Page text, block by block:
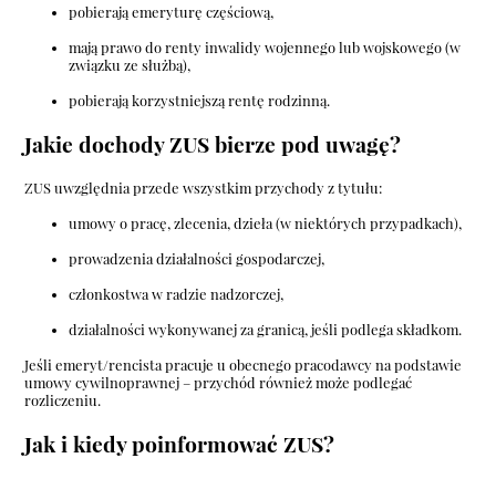
pobierają emeryturę częściową,
mają prawo do renty inwalidy wojennego lub wojskowego (w
związku ze służbą),
pobierają korzystniejszą rentę rodzinną.
Jakie dochody ZUS bierze pod uwagę?
ZUS uwzględnia przede wszystkim przychody z tytułu:
umowy o pracę, zlecenia, dzieła (w niektórych przypadkach),
prowadzenia działalności gospodarczej,
członkostwa w radzie nadzorczej,
działalności wykonywanej za granicą, jeśli podlega składkom.
Jeśli emeryt/rencista pracuje u obecnego pracodawcy na podstawie
umowy cywilnoprawnej – przychód również może podlegać
rozliczeniu.
Jak i kiedy poinformować ZUS?